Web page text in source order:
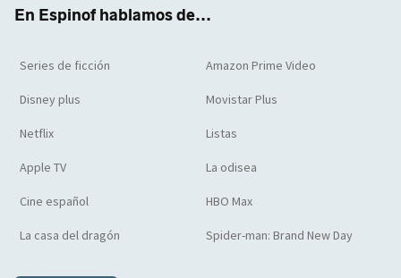
En Espinof hablamos de...
Series de ficción Amazon Prime Video
Disney plus Movistar Plus
Netflix Listas
Apple TV La odisea
Cine español HBO Max
La casa del dragón Spider-man: Brand New Day